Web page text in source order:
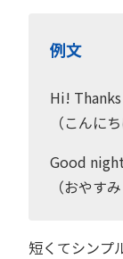
例文
Hi!
（こんに
Good
（おやす
短くてシンプ